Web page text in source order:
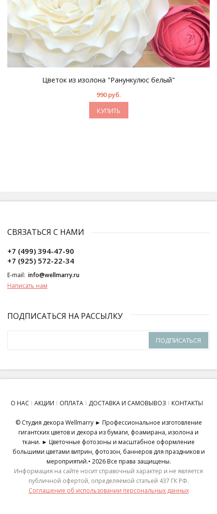
Цветок из изолона "Ранункулюс белый"
990 руб.
КУПИТЬ
СВЯЗАТЬСЯ С НАМИ
+7 (499) 394-47-90
+7 (925) 572-22-34
E-mail: info@wellmarry.ru
Написать нам
ПОДПИСАТЬСЯ НА РАССЫЛКУ
ПОДПИСАТЬСЯ
О НАС АКЦИИ ОПЛАТА ДОСТАВКА И САМОВЫВОЗ КОНТАКТЫ
© Студия декора Wellmarry ► Профессиональное изготовление
гигантских цветов и декора из бумаги, фоамирана, изолона и
ткани. ► Цветочные фотозоны и масштабное оформление
большими цветами витрин, фотозон, баннеров для праздников и
мероприятий.• 2026 Все права защищены.
Информация на сайте носит справочный характер и не является
публичной офертой, определяемой статьей 437 ГК РФ.
Соглашение об использовании персональных данных